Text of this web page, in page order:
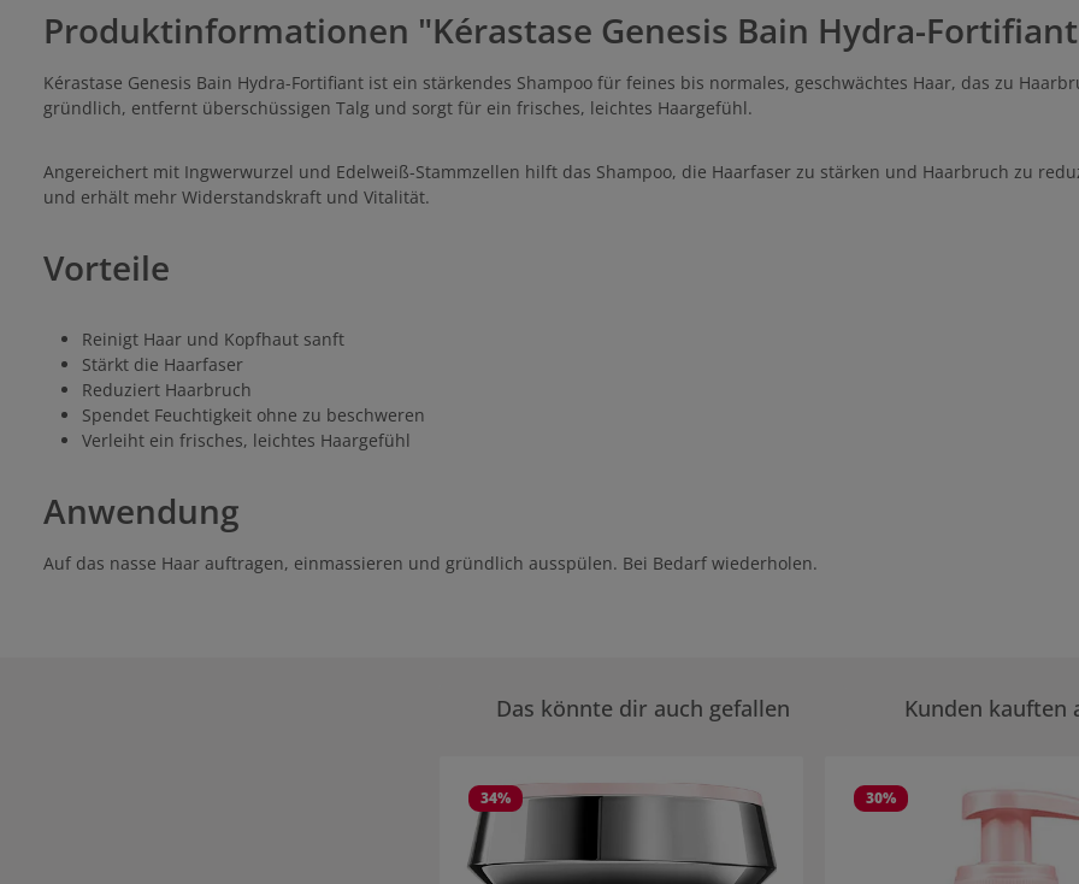
Produktinformationen "Kérastase Genesis Bain Hydra-
Kérastase Genesis Bain Hydra-Fortifiant ist ein stärkendes Shampoo für feines bis normales, geschwächtes Haar, das zu
gründlich, entfernt überschüssigen Talg und sorgt für ein frisches, leichtes Haargefühl.
Angereichert mit Ingwerwurzel und Edelweiß-Stammzellen hilft das Shampoo, die Haarfaser zu stärken und Haarbruch zu
und erhält mehr Widerstandskraft und Vitalität.
Vorteile
Reinigt Haar und Kopfhaut sanft
Stärkt die Haarfaser
Reduziert Haarbruch
Spendet Feuchtigkeit ohne zu beschweren
Verleiht ein frisches, leichtes Haargefühl
Anwendung
Auf das nasse Haar auftragen, einmassieren und gründlich ausspülen. Bei Bedarf wiederholen.
Das könnte dir auch gefallen Kunden kauften
34% 30%